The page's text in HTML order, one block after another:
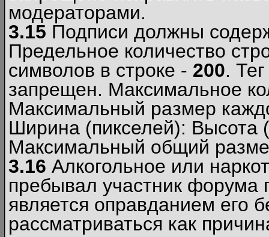
модераторами.
3.15 Подписи должны
Предельное количество
символов в строке - 200.
запрещен. Максимальное
Максимальный размер
Ширина (пикселей): Высота
Максимальный общий
3.16 Алкогольное или
пребывал участник форума
является оправданием его
рассматриваться как